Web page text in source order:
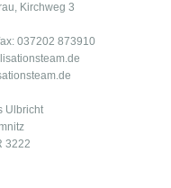
Kirchweg 3
037202 873910
Ulbricht
3222